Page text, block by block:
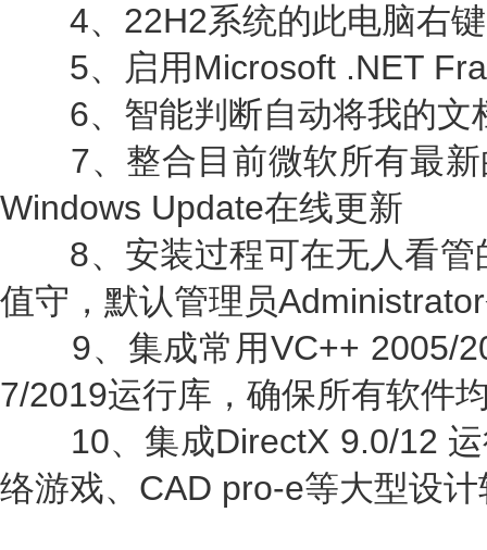
4、22H2系统的此电脑右键
5、启用Microsoft .NET
6、智能判断自动将我的文
7、整合目前微软所有最新
Windows Update在线更新
8、安装过程可在无人看管
值守，默认管理员
9、集成常用VC++ 2005/
7/2019运行库，确保所有软件
10、集成DirectX 9.0/12 运
络游戏、CAD pro-e等大型设计